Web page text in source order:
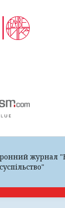
журнал
суспільство"